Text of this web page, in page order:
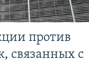
против
связанных с